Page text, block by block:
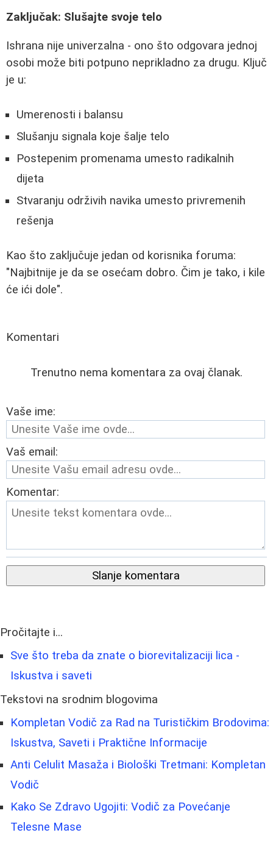
Zaključak: Slušajte svoje telo
Ishrana nije univerzalna - ono što odgovara jednoj
osobi može biti potpuno neprikladno za drugu. Ključ
je u:
Umerenosti i balansu
Slušanju signala koje šalje telo
Postepenim promenama umesto radikalnih
dijeta
Stvaranju održivih navika umesto privremenih
rešenja
Kao što zaključuje jedan od korisnika foruma:
"Najbitnije je da se osećam dobro. Čim je tako, i kile
će ići dole".
Komentari
Trenutno nema komentara za ovaj članak.
Vaše ime:
Vaš email:
Komentar:
Slanje komentara
Pročitajte i...
Sve što treba da znate o biorevitalizaciji lica -
Iskustva i saveti
Tekstovi na srodnim blogovima
Kompletan Vodič za Rad na Turističkim Brodovima:
Iskustva, Saveti i Praktične Informacije
Anti Celulit Masaža i Biološki Tretmani: Kompletan
Vodič
Kako Se Zdravo Ugojiti: Vodič za Povećanje
Telesne Mase